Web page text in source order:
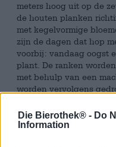
Die Bierothek® - Do
Information
meters hoog uit op de
de houten planken
met kegelvormige
zijn de dagen dat hop
voorbij: vandaag oogst
plant. De ranken
met behulp van een
worden vervolgens
Sinds enige tijd zijn er